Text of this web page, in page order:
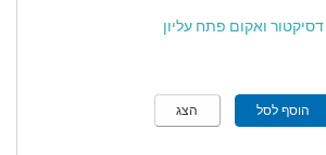
דסיקטור ואקום פתח עליון
הוסף לסל הצג